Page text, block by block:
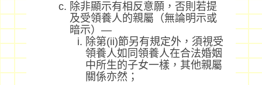
除非顯示有相反意願，否則若提
及受領養人的親屬（無論明示或
暗示）—
除第(ii)節另有規定外，須視受
領養人如同領養人在合法婚姻
中所生的子女一樣，其他親屬
關係亦然；